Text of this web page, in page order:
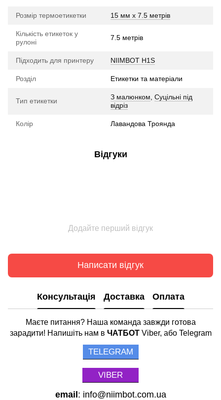
Розмір термоетикетки 15 мм х 7.5 метрів
Кількість етикеток у
рулоні
7.5 метрів
Підходить для принтеру NIIMBOT H1S
Розділ Етикетки та матеріали
Тип етикетки З малюнком Суцільні під
відріз
Колір Лавандова Троянда
Відгуки
Додайте перший відгук
Написати відгук
Консультація Доставка Оплата
Маєте питання? Наша команда завжди готова
зарадити! Напишіть нам в ЧАТБОТViber, або Telegram
TELEGRAM
VIBER
email: info@niimbot.com.ua